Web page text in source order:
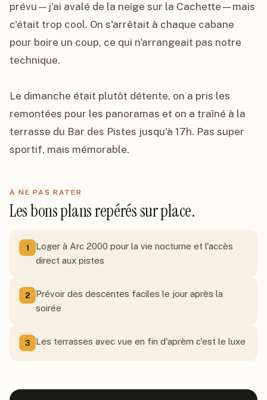
prévu—j'ai avalé de la neige sur la Cachette—mais
c'était trop cool. On s'arrêtait à chaque cabane
pour boire un coup, ce qui n'arrangeait pas notre
technique.
Le dimanche était plutôt détente, on a pris les
remontées pour les panoramas et on a traîné à la
terrasse du Bar des Pistes jusqu'à 17h. Pas super
sportif, mais mémorable.
À NE PAS RATER
Les bons plans repérés sur place.
1
Loger à Arc 2000 pour la vie nocturne et l'accès
direct aux pistes
2
Prévoir des descentes faciles le jour après la
soirée
3 Les terrasses avec vue en fin d'aprèm c'est le luxe